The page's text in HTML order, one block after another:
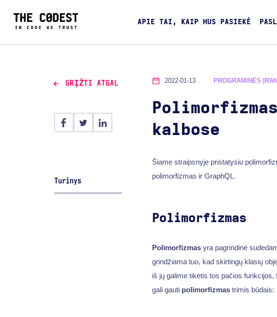
APIE TAI, KAIP MUS PASIEKĖ
GRĮŽTI ATGAL
Turinys
2022-01-13 PROGRAMINĖS
kalbose
Šiame straipsnyje pristatysiu
polimorfizmas ir GraphQL.
Polimorfizmas
Polimorfizmasyra pagrindinė
grindžiama tuo, kad skirtingų klasių
iš jų galime tikėtis tos pačios
gali gauti polimorfizmastrimis būdais: